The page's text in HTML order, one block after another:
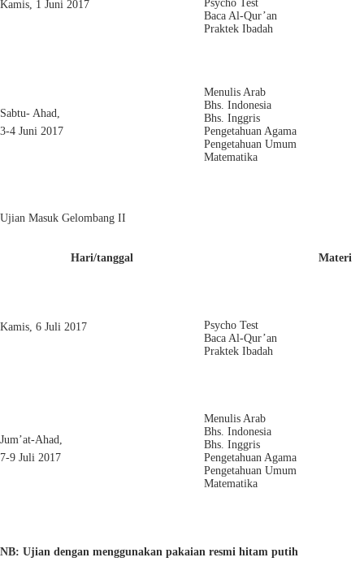
Kamis, 1 Juni 2017
Psycho Test
Baca Al-Qur’an
Praktek Ibadah
Sabtu- Ahad,
3-4 Juni 2017
Menulis Arab
Bhs. Indonesia
Bhs. Inggris
Pengetahuan Agama
Pengetahuan Umum
Matematika
Ujian Masuk Gelombang II
Hari/tanggal Materi
Kamis, 6 Juli 2017
Psycho Test
Baca Al-Qur’an
Praktek Ibadah
Jum’at-Ahad,
7-9 Juli 2017
Menulis Arab
Bhs. Indonesia
Bhs. Inggris
Pengetahuan Agama
Pengetahuan Umum
Matematika
NB: Ujian dengan menggunakan pakaian resmi hitam putih